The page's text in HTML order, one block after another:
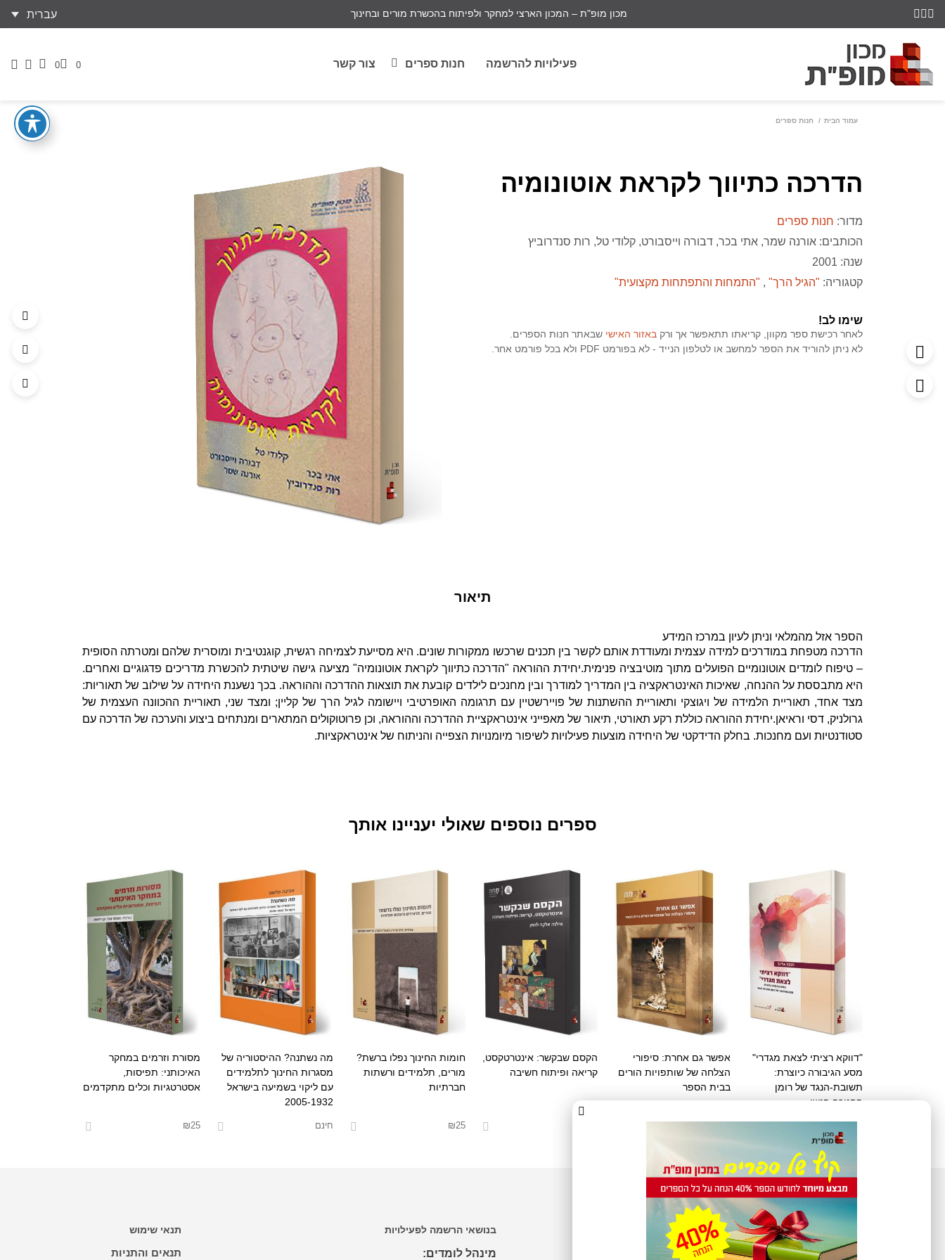
מכון מופ"ת – המכון הארצי למחקר ולפיתוח בהכשרת מורים ובחינוך עברית
פעילויות להרשמה חנות ספרים צור קשר 0
0
עמוד הבית חנות ספרים
הדרכה כתיווך לקראת אוטונומיה
מדור: חנות ספרים
הכותבים: אורנה שמר אתי בכר דבורה וייסבורט קלודי טל רות סנדרוביץ
שנה: 2001
קטגוריה: "הגיל הרך" "התמחות והתפתחות מקצועית"
שימו לב!
לאחר רכישת ספר מקוון, קריאתו תתאפשר אך ורק באזור האישי שבאתר חנות הספרים.
לא ניתן להוריד את הספר למחשב או לטלפון הנייד - לא בפורמט PDF ולא בכל פורמט אחר.
תיאור
הספר אזל מהמלאי וניתן לעיון במרכז המידע
​הדרכה מטפחת במודרכים למידה עצמית ומעודדת אותם לקשר בין תכנים שרכשו ממקורות שונים. היא מסייעת לצמיחה רגשית, קוגנטיבית ומוסרית שלהם ומטרתה הסופית
– טיפוח לומדים אוטונומיים הפועלים מתוך מוטיבציה פנימית.יחידת ההוראה "הדרכה כתיווך לקראת אוטונומיה" מציעה גישה שיטתית להכשרת מדריכים פדגוגיים ואחרים.
היא מתבססת על ההנחה, שאיכות האינטראקציה בין המדריך למודרך ובין מחנכים לילדים קובעת את תוצאות ההדרכה וההוראה. בכך נשענת היחידה על שילוב של תאוריות:
מצד אחד, תאוריית הלמידה של ויגוצקי ותאוריית ההשתנות של פויירשטיין עם תרגומה האופרטיבי ויישומה לגיל הרך של קליין; ומצד שני, תאוריית ההכוונה העצמית של
גרולניק, דסי וראיאן.יחידת ההוראה כוללת רקע תאורטי, תיאור של מאפייני אינטראקציית ההדרכה וההוראה, וכן פרוטוקולים המתארים ומנתחים ביצוע והערכה של הדרכה עם
סטודנטיות ועם מחנכות. בחלק הדידקטי של היחידה מוצעות פעילויות לשיפור מיומנויות הצפייה והניתוח של אינטראקציות.
ספרים נוספים שאולי יעניינו אותך
"דווקא רציתי לצאת מגדרי"
מסע הגיבורה כיוצרת:
תשובת-הנגד של רומן
החניכה הנשי
בחר אפשרויות
אפשר גם אחרת: סיפורי
הצלחה של שותפויות הורים
בבית הספר
הקסם שבקשר: אינטרטקסט,
קריאה ופיתוח חשיבה
חומות החינוך נפלו ברשת?
מורים, תלמידים ורשתות
חברתיות
₪25
מה נשתנה? ההיסטוריה של
מסגרות החינוך לתלמידים
עם ליקוי בשמיעה בישראל
2005-1932
חינם
מסורת וזרמים במחקר
האיכותני: תפיסות,
אסטרטגיות וכלים מתקדמים
₪25
בנושאי רכישות ספרים
ניתן לפנות בימים ראשון – חמישי
בנושאי הרשמה לפעילויות
מינהל לומדים:
תנאי שימוש
תנאים והתניות
הזמנות